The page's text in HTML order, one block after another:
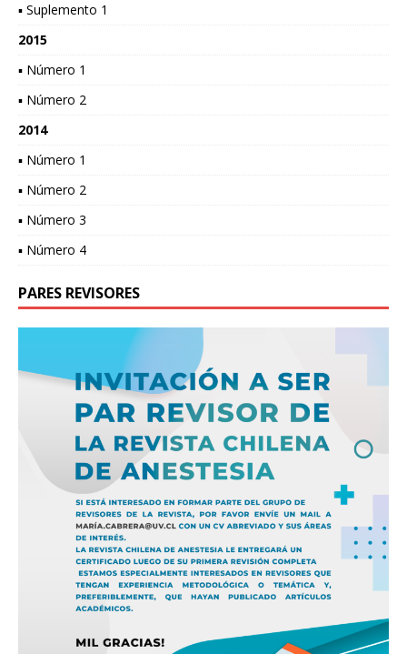
▪ Suplemento 1
2015
▪ Número 1
▪ Número 2
2014
▪ Número 1
▪ Número 2
▪ Número 3
▪ Número 4
PARES REVISORES